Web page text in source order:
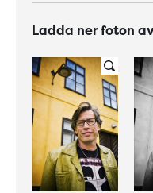
Ladda ner foton